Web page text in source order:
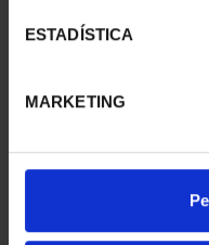
ESTADÍSTICA
MARKETING
IBEROAMERICANA
"CAPITALES"